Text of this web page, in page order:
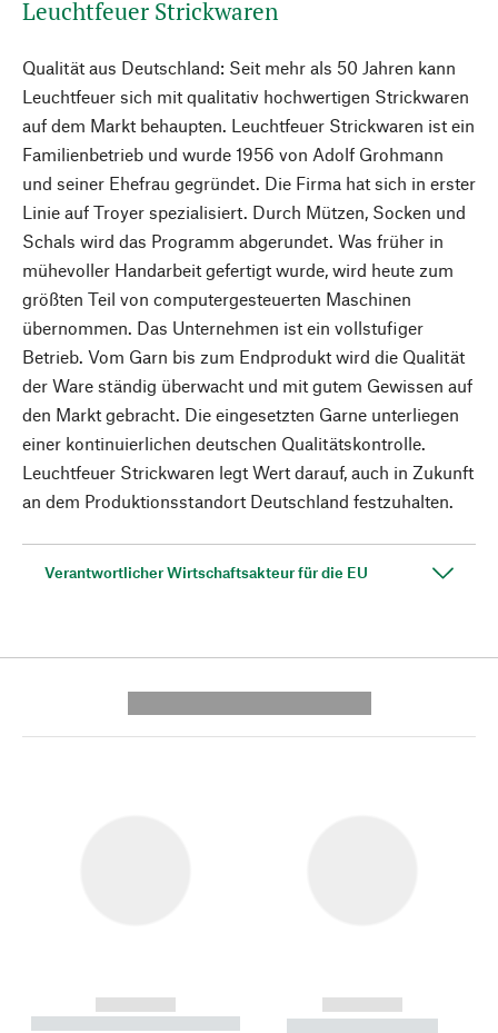
Leuchtfeuer Strickwaren
Qualität aus Deutschland: Seit mehr als 50 Jahren kann
Leuchtfeuer sich mit qualitativ hochwertigen Strickwaren
auf dem Markt behaupten. Leuchtfeuer Strickwaren ist ein
Familienbetrieb und wurde 1956 von Adolf Grohmann
und seiner Ehefrau gegründet. Die Firma hat sich in erster
Linie auf Troyer spezialisiert. Durch Mützen, Socken und
Schals wird das Programm abgerundet. Was früher in
mühevoller Handarbeit gefertigt wurde, wird heute zum
größten Teil von computergesteuerten Maschinen
übernommen. Das Unternehmen ist ein vollstufiger
Betrieb. Vom Garn bis zum Endprodukt wird die Qualität
der Ware ständig überwacht und mit gutem Gewissen auf
den Markt gebracht. Die eingesetzten Garne unterliegen
einer kontinuierlichen deutschen Qualitätskontrolle.
Leuchtfeuer Strickwaren legt Wert darauf, auch in Zukunft
an dem Produktionsstandort Deutschland festzuhalten.
Verantwortlicher Wirtschaftsakteur für die EU
------------
----------- ----------- --------
------------
----------- -----------